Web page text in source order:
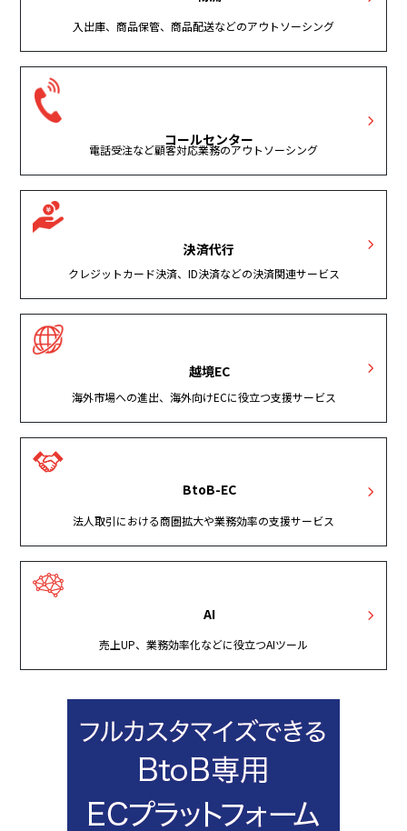
入出庫、商品保管、商品配送などのアウトソーシング
コールセンター
電話受注など顧客対応業務のアウトソーシング
決済代行
クレジットカード決済、ID決済などの決済関連サービス
越境EC
海外市場への進出、海外向けECに役立つ支援サービス
BtoB-EC
法人取引における商圏拡大や業務効率の支援サービス
AI
売上UP、業務効率化などに役立つAIツール